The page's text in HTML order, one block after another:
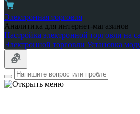
Электронная торговля
Аналитика для интернет-магазинов
Настройка электронной торговли на
Электронной торговли Установка